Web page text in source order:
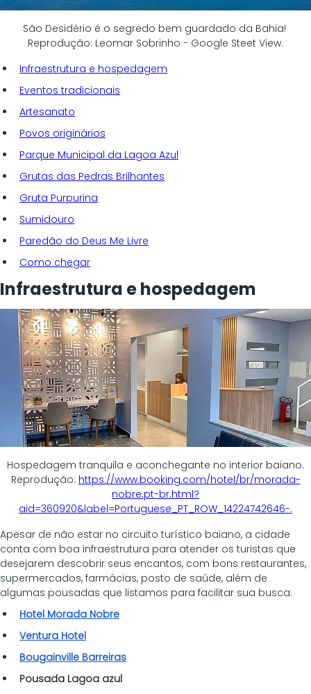
São Desidério é o segredo bem guardado da Bahia!
Reprodução: Leomar Sobrinho - Google Steet View.
Infraestrutura e hospedagem
Eventos tradicionais
Artesanato
Povos originários
Parque Municipal da Lagoa Azul
Grutas das Pedras Brilhantes
Gruta Purpurina
Sumidouro
Paredão do Deus Me Livre
Como chegar
Infraestrutura e hospedagem
Hospedagem tranquila e aconchegante no interior baiano.
Reprodução: https://www.booking.com/hotel/br/morada-
nobre.pt-br.html?
aid=360920&label=Portuguese_PT_ROW_14224742646-.
Apesar de não estar no circuito turístico baiano, a cidade
conta com boa infraestrutura para atender os turistas que
desejarem descobrir seus encantos, com bons restaurantes,
supermercados, farmácias, posto de saúde, além de
algumas pousadas que listamos para facilitar sua busca:
Hotel Morada Nobre
Ventura Hotel
Bougainville Barreiras
Pousada Lagoa azul